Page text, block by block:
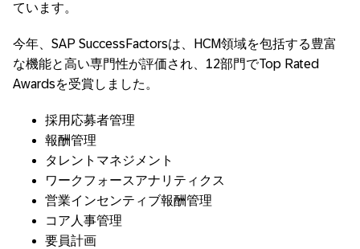
ています。
今年、SAP SuccessFactorsは、HCM領域を包括する豊富
な機能と高い専門性が評価され、12部門でTop Rated
Awardsを受賞しました。
採用応募者管理
報酬管理
タレントマネジメント
ワークフォースアナリティクス
営業インセンティブ報酬管理
コア人事管理
要員計画